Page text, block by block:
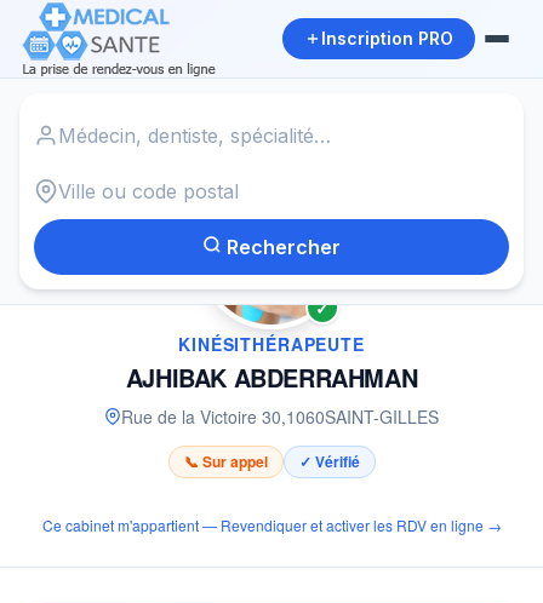
Inscription PRO
Rechercher
AJHIBAK ABDERRAHMAN
✓
KINÉSITHÉRAPEUTE
AJHIBAK ABDERRAHMAN
Rue de la Victoire 30,1060SAINT-GILLES
📞 Sur appel ✓ Vérifié
Ce cabinet m'appartient — Revendiquer et activer les RDV en ligne →